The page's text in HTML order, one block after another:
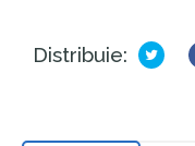
Distribuie: